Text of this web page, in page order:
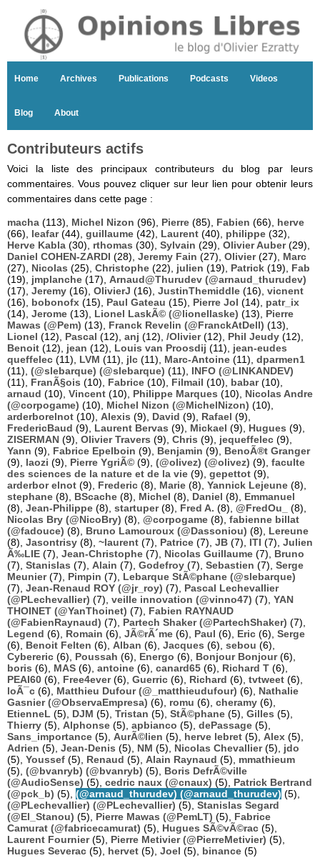
Home Archives Publications Podcasts Videos
Blog About
Contributeurs actifs
Voici la liste des principaux contributeurs du blog par leurs
commentaires. Vous pouvez cliquer sur leur lien pour obtenir leurs
commentaires dans cette page :
macha (113), Michel Nizon (96), Pierre (85), Fabien (66), herve
(66), leafar(44), guillaume (42), Laurent (40), philippe (32),
Herve Kabla (30), rthomas (30), Sylvain (29), Olivier Auber(29),
Daniel COHEN-ZARDI (28), Jeremy Fain (27), Olivier(27), Marc
(27), Nicolas (25), Christophe (22), julien (19), Patrick (19), Fab
(19), jmplanche (17), Arnaud@Thurudev (@arnaud_thurudev)
(17), Jeremy (16), OlivierJ (16), JustinThemiddle (16), vicnent
(16), bobonofx (15), Paul Gateau (15), Pierre Jol (14), patr_ix
(14), Jerome (13), Lionel LaskÃ© (@lionellaske) (13), Pierre
Mawas (@Pem) (13), Franck Revelin (@FranckAtDell) (13),
Lionel (12), Pascal (12), anj (12), /Olivier(12), Phil Jeudy (12),
Benoit (12), jean (12), Louis van Proosdij (11), jean-eudes
queffelec (11), LVM (11), jlc (11), Marc-Antoine (11), dparmen1
(11), (@slebarque) (@slebarque) (11), INFO (@LINKANDEV)
(11), FranÃ§ois (10), Fabrice (10), Filmail (10), babar(10),
arnaud (10), Vincent (10), Philippe Marques (10), Nicolas Andre
(@corpogame) (10), Michel Nizon (@MichelNizon) (10),
arderborelnot (10), Alexis (9), David (9), Rafael (9),
FredericBaud (9), Laurent Bervas (9), Mickael (9), Hugues (9),
ZISERMAN (9), Olivier Travers (9), Chris (9), jequeffelec (9),
Yann (9), Fabrice Epelboin (9), Benjamin (9), BenoÃ®t Granger
(9), laozi (9), Pierre YgriÃ© (9), (@olivez) (@olivez) (9), faculte
des sciences de la nature et de la vie (9), gepettot (9),
arderbor elnot (9), Frederic (8), Marie (8), Yannick Lejeune (8),
stephane (8), BScache (8), Michel (8), Daniel (8), Emmanuel
(8), Jean-Philippe (8), startuper(8), Fred A. (8), @FredOu_
(8),
Nicolas Bry (@NicoBry) (8), @corpogame (8), fabienne billat
(@fadouce) (8), Bruno Lamouroux (@Dassoniou) (8), Lereune
(8), Jasontrisy (8), ~laurent (7), Patrice (7), JB (7), ITI (7), Julien
Ã‰LIE (7), Jean-Christophe (7), Nicolas Guillaume (7), Bruno
(7), Stanislas (7), Alain (7), Godefroy (7), Sebastien (7), Serge
Meunier(7), Pimpin (7), Lebarque StÃ©phane (@slebarque)
(7), Jean-Renaud ROY (@jr_roy) (7), Pascal Lechevallier
(@PLechevallier) (7), veille innovation (@vinno47) (7), YAN
THOINET (@YanThoinet) (7), Fabien RAYNAUD
(@FabienRaynaud) (7), Partech Shaker (@PartechShaker) (7),
Legend (6), Romain (6), JÃ©rÃ´me (6), Paul (6), Eric (6), Serge
(6), Benoit Felten (6), Alban (6), Jacques (6), sebou (6),
Cybereric (6), Poussah (6), Energo (6), Bonjour Bonjour(6),
boris (6), MAS (6), antoine (6), canard65 (6), Richard T (6),
PEAI60 (6), Free4ever(6), Guerric (6), Richard (6), tvtweet (6),
loÃ¯c (6), Matthieu Dufour (@_matthieudufour) (6), Nathalie
Gasnier (@ObservaEmpresa) (6), romu (6), cheramy (6),
EtienneL (5), DJM (5), Tristan (5), StÃ©phane (5), Gilles (5),
Thierry (5), Alphonse (5), apbianco (5), dePassage (5),
Sans_importance (5), AurÃ©lien (5), herve lebret (5), Alex (5),
Adrien (5), Jean-Denis (5), NM (5), Nicolas Chevallier(5), jdo
(5), Youssef (5), Renaud (5), Alain Raynaud (5), mmathieum
(5), (@bvanryb) (@bvanryb) (5), Boris DefrÃ©ville
(@AudioSense) (5), cedric naux (@cnaux) (5), Patrick Bertrand
(@pck_b) (5), (@arnaud_thurudev) (@arnaud_thurudev) (5),
(@PLechevallier) (@PLechevallier) (5), Stanislas Segard
(@El_Stanou) (5), Pierre Mawas (@PemLT) (5), Fabrice
Camurat (@fabricecamurat) (5), Hugues SÃ©vÃ©rac (5),
Laurent Fournier(5), Pierre Metivier (@PierreMetivier) (5),
Hugues Severac (5), hervet (5), Joel (5), binance (5)